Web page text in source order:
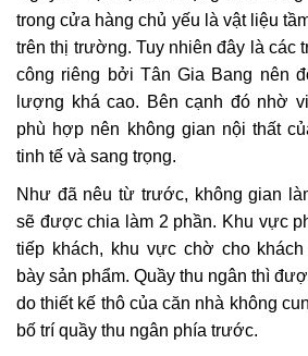
trong cửa hàng chủ yếu là vật liệu
trên thị trường. Tuy nhiên đây là các
công riêng bởi Tân Gia Bang nên
lượng khá cao. Bên cạnh đó nhờ
phù hợp nên không gian nội thất
tinh tế và sang trọng.
Như đã nêu từ trước, không gian
sẽ được chia làm 2 phần. Khu vực
tiếp khách, khu vực chờ cho
bày sản phẩm. Quầy thu ngân thì
do thiết kế thô của căn nhà không
bố trí quầy thu ngân phía trước.